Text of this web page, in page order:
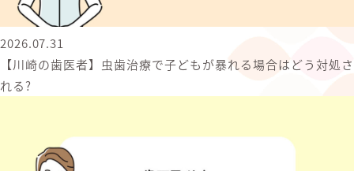
2026.07.31
【川崎の歯医者】虫歯治療で子どもが暴れる場合はどう対処さ
れる?